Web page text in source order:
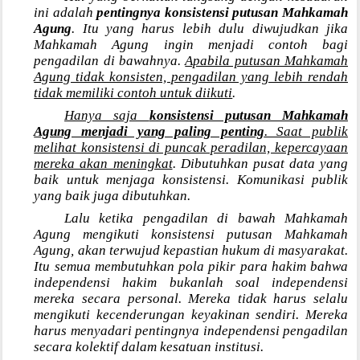
ini adalahpentingnya konsistensi putusan Mahkamah
Agung. Itu yang harus lebih dulu diwujudkan jika
Mahkamah Agung ingin menjadi contoh bagi
pengadilan di bawahnya.Apabila putusan Mahkamah
Agung tidak konsisten, pengadilan yang lebih rendah
tidak memiliki contoh untuk diikuti.
Hanya saja konsistensi putusan Mahkamah
Agung menjadi yang paling penting. Saat publik
melihat konsistensi di puncak peradilan, kepercayaan
mereka akan meningkat. Dibutuhkan pusat data yang
baik untuk menjaga konsistensi. Komunikasi publik
yang baik juga dibutuhkan.
Lalu ketika pengadilan di bawah Mahkamah
Agung mengikuti konsistensi putusan Mahkamah
Agung, akan terwujud kepastian hukum di masyarakat.
Itu semua membutuhkan pola pikir para hakim bahwa
independensi hakim bukanlah soal independensi
mereka secara personal. Mereka tidak harus selalu
mengikuti kecenderungan keyakinan sendiri. Mereka
harus menyadari pentingnya independensi pengadilan
secara kolektif dalam kesatuan institusi.